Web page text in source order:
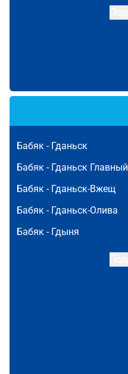
Бабяк - Гданьск
Бабяк - Гданьск Главный
Бабяк - Гданьск-Вжещ
Бабяк - Гданьск-Олива
Бабяк - Гдыня